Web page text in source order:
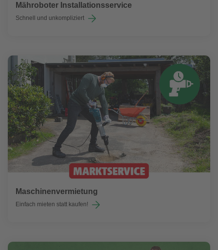
Mähroboter Installationsservice
Schnell und unkompliziert
Maschinenvermietung
Einfach mieten statt kaufen!